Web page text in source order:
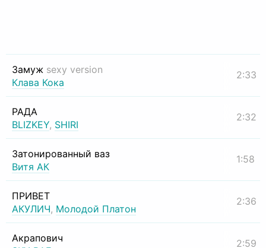
Замуж sexy version
Клава Кока
2:33
РАДА
BLIZKEY, SHIRI
2:32
Затонированный ваз
Витя АК
1:58
ПРИВЕТ
АКУЛИЧ, Молодой Платон
2:36
Акрапович
2:59